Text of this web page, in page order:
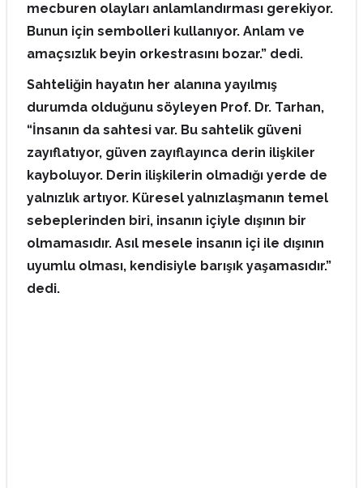
mecburen olayları anlamlandırması gerekiyor.
Bunun için sembolleri kullanıyor. Anlam ve
amaçsızlık beyin orkestrasını bozar.” dedi.
Sahteliğin hayatın her alanına yayılmış
durumda olduğunu söyleyen Prof. Dr. Tarhan,
“İnsanın da sahtesi var. Bu sahtelik güveni
zayıflatıyor, güven zayıflayınca derin ilişkiler
kayboluyor. Derin ilişkilerin olmadığı yerde de
yalnızlık artıyor. Küresel yalnızlaşmanın temel
sebeplerinden biri, insanın içiyle dışının bir
olmamasıdır. Asıl mesele insanın içi ile dışının
uyumlu olması, kendisiyle barışık yaşamasıdır.”
dedi.